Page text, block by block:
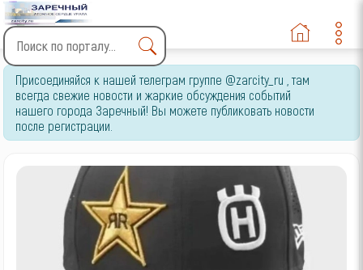
Type 2 or more characters
for results.
Присоединяйся к нашей телеграм группе @zarcity_ru , там
всегда свежие новости и жаркие обсуждения событий
нашего города Заречный! Вы можете публиковать новости
после регистрации.